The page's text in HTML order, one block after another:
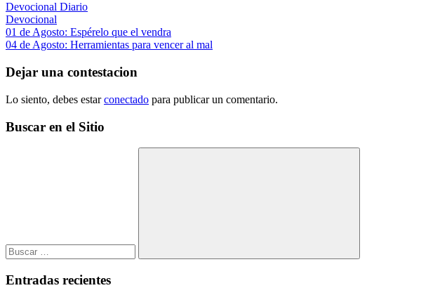
Devocional Diario
Devocional
Navegación
de
entradas
Entrada
anterior:
01 de Agosto: Espérelo que el vendra
Siguiente
04 de Agosto: Herramientas para vencer al mal
Dejar una contestacion
Lo siento, debes estarconectado para publicar un comentario.
Buscar en el Sitio
Buscar
Entradas recientes